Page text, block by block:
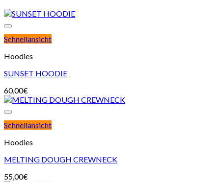
Schnellansicht
Hoodies
SUNSET HOODIE
60,00€
Schnellansicht
Hoodies
MELTING DOUGH CREWNECK
55,00€